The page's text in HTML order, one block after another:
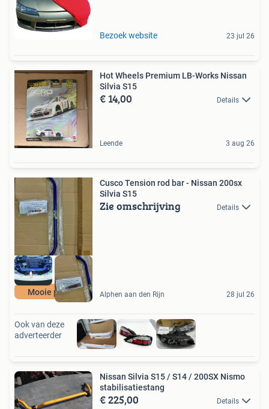
Bezoek website 23 jul 26
Hot Wheels Premium LB-Works Nissan
Silvia S15
€ 14,00 Details
Leende 3 aug 26
Mooie prijzen
Cusco Tension rod bar - Nissan 200sx
Silvia S15
Zie omschrijving Details
Alphen aan den Rijn 28 jul 26
Ook van deze
adverteerder
Nissan Silvia S15 / S14 / 200SX Nismo
stabilisatiestang
€ 225,00 Details